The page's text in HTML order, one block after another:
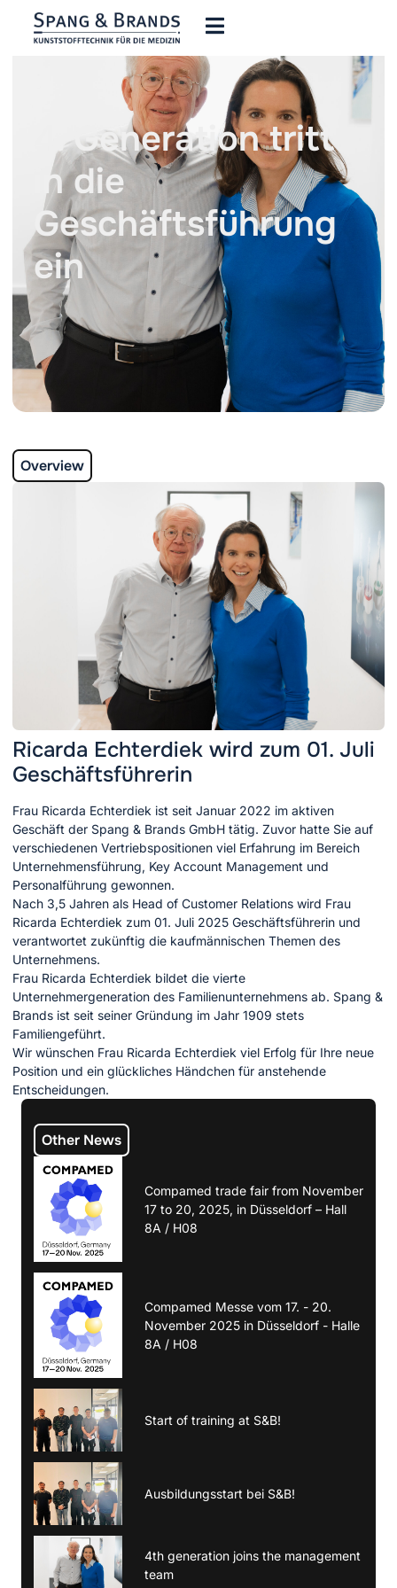
4. Generation tritt
in die
Geschäftsführung
ein
Other News
Compamed trade fair from November
17 to 20, 2025, in Düsseldorf – Hall
8A / H08
Compamed Messe vom 17. - 20.
November 2025 in Düsseldorf - Halle
8A / H08
Start of training at S&B!
Ausbildungsstart bei S&B!
4th generation joins the management
team
Overview
Ricarda Echterdiek wird zum 01. Juli
Geschäftsführerin
Frau Ricarda Echterdiek ist seit Januar 2022 im aktiven
Geschäft der Spang & Brands GmbH tätig. Zuvor hatte Sie auf
verschiedenen Vertriebspositionen viel Erfahrung im Bereich
Unternehmensführung, Key Account Management und
Personalführung gewonnen.
Nach 3,5 Jahren als Head of Customer Relations wird Frau
Ricarda Echterdiek zum 01. Juli 2025 Geschäftsführerin und
verantwortet zukünftig die kaufmännischen Themen des
Unternehmens.
Frau Ricarda Echterdiek bildet die vierte
Unternehmergeneration des Familienunternehmens ab. Spang &
Brands ist seit seiner Gründung im Jahr 1909 stets
Familiengeführt.
Wir wünschen Frau Ricarda Echterdiek viel Erfolg für Ihre neue
Position und ein glückliches Händchen für anstehende
Entscheidungen.